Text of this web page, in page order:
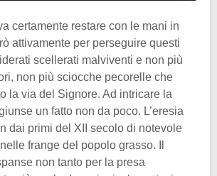
certamente restare con le mani in
attivamente per perseguire questi
scellerati malviventi e non più
non più sciocche pecorelle che
la via del Signore. Ad intricare la
un fatto non da poco. L’eresia
dai primi del XII secolo di notevole
frange del popolo grasso. Il
non tanto per la presa